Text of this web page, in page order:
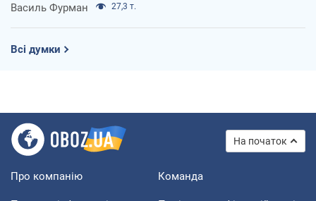
Василь Фурман 27,3 т.
Всі думки
На початок
Про компанію Команда